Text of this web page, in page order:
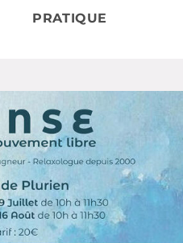
PRATIQUE